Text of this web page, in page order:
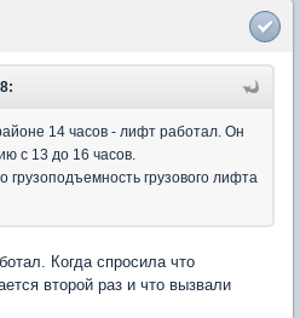
14 часов - лифт работал. Он
с 13 до 16 часов.
грузоподъемность грузового лифта
Когда спросила что
второй раз и что вызвали